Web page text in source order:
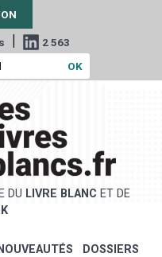
| 2 563
DU LIVRE BLANC ET DE
NOUVEAUTÉS DOSSIERS